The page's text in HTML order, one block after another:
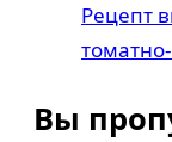
Рецепт
Вы